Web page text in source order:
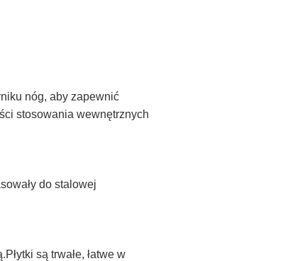
nóg, aby zapewnić
stosowania wewnętrznych
do ​​stalowej
są trwałe, łatwe w